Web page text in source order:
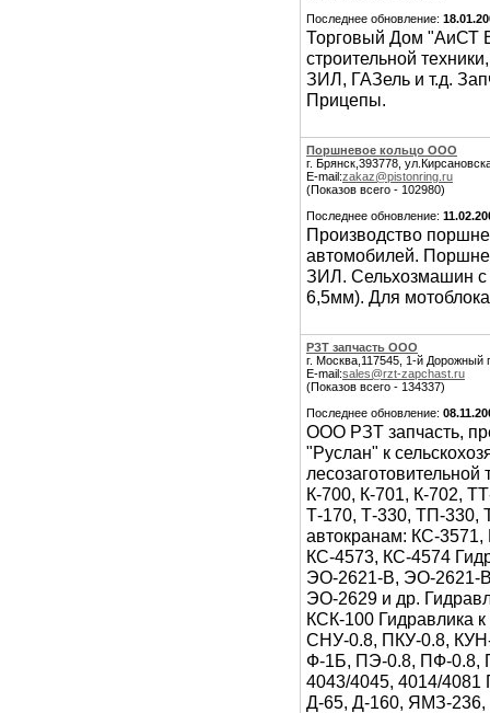
Последнее обновление:
Торговый Дом "АиСТ
строительной
ЗИЛ, ГАЗель и т.д.
Прицепы.
Поршневое кольцо ООО
г. Брянск,393778,
E-mail:zakaz@pistonring.ru
(Показов всего - 102980)
Последнее обновление:
Производство
автомобилей.
ЗИЛ. Сельхозмашин
6,5мм). Для
РЗТ запчасть ООО
г. Москва,117545, 1-й Дорожный
E-mail:sales@rzt-zapchast.ru
(Показов всего - 134337)
Последнее обновление:
ООО РЗТ запчасть,
"Руслан" к
К-700, К-701, К-702,
Т-170, Т-330, ТП-330,
автокранам: КС-
КС-4573, КС-4574
ЭО-2621-В, ЭО-2621-
ЭО-2629 и др.
КСК-100 Гидравлика
СНУ-0.8, ПКУ-0.8,
Ф-1Б, ПЭ-0.8, ПФ-0.8,
4043/4045, 4014/4081
Д-65, Д-160, ЯМЗ-